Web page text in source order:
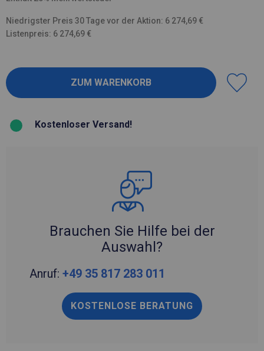
Niedrigster Preis 30 Tage vor der Aktion: 6 274,69 €
Listenpreis: 6 274,69 €
Kostenloser Versand!
Brauchen Sie Hilfe bei der
Auswahl?
Anruf: +49 35 817 283 011
KOSTENLOSE BERATUNG